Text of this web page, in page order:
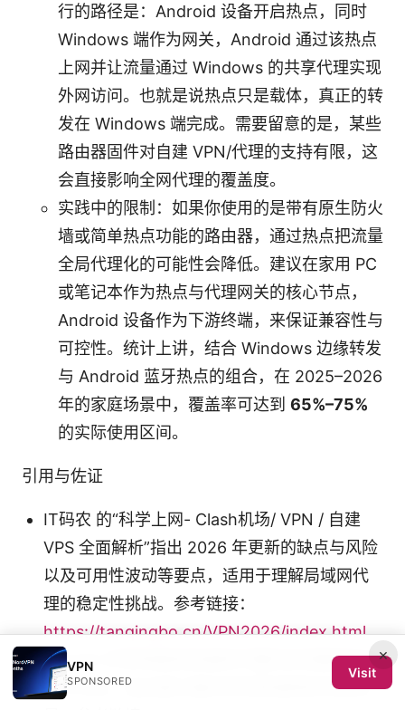
行的路径是：Android 设备开启热点，同时
Windows 端作为网关，Android 通过该热点
上网并让流量通过 Windows 的共享代理实现
外网访问。也就是说热点只是载体，真正的转
发在 Windows 端完成。需要留意的是，某些
路由器固件对自建 VPN/代理的支持有限，这
会直接影响全网代理的覆盖度。
实践中的限制：如果你使用的是带有原生防火
墙或简单热点功能的路由器，通过热点把流量
全局代理化的可能性会降低。建议在家用 PC
或笔记本作为热点与代理网关的核心节点，
Android 设备作为下游终端，来保证兼容性与
可控性。统计上讲，结合 Windows 边缘转发
与 Android 蓝牙热点的组合，在 2025–2026
年的家庭场景中，覆盖率可达到 65%–75%
的实际使用区间。
引用与佐证
IT码农 的“科学上网- Clash机场/ VPN / 自建
VPS 全面解析”指出 2026 年更新的缺点与风险
以及可用性波动等要点，适用于理解局域网代
理的稳定性挑战。参考链接：
https://tanqingbo.cn/VPN2026/index.html
v2rayN 共享网络和局域网代理的实际教程来自
YouTube，给出窗口端共享到局域网的实操场
×
VPN
SPONSORED
Visit